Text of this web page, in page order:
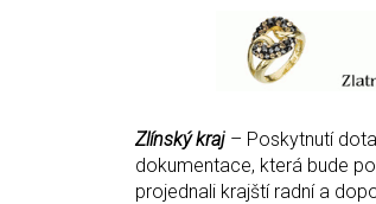
Zlínský kraj – Poskytnutí
dokumentace, která bude
projednali krajští radní a